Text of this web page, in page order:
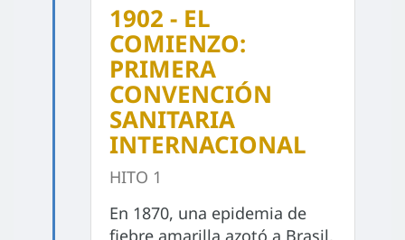
1902 - EL
COMIENZO:
PRIMERA
CONVENCIÓN
SANITARIA
INTERNACIONAL
HITO 1
En 1870, una epidemia de
fiebre amarilla azotó a Brasil,